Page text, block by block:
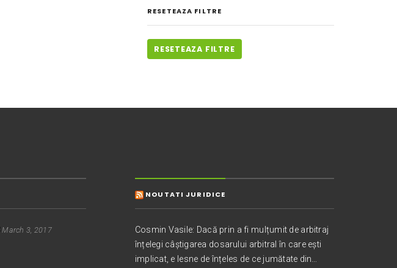
RESETEAZA FILTRE
RESETEAZA FILTRE
March 3, 2017
NOUTATI JURIDICE
Cosmin Vasile: Dacă prin a fi mulțumit de arbitraj
înțelegi câștigarea dosarului arbitral în care ești
implicat, e lesne de înțeles de ce jumătate din…